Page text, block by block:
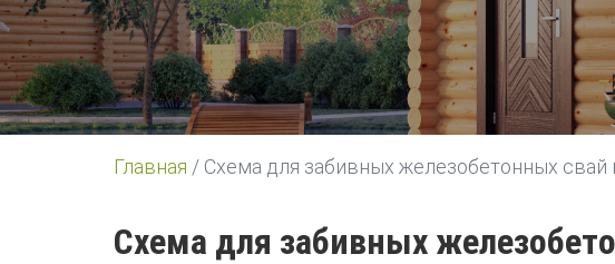
Главная / Схема для забивных железобетонных свай
Схема для забивных